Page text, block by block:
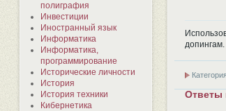
полиграфия
Инвестиции
Иностранный язык
Информатика
Информатика,
программирование
Исторические личности
История
История техники
Кибернетика
допингам.
Ответы